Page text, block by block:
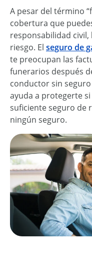
A pesar del término
cobertura que
responsabilidad
riesgo. El seguro de
te preocupan las
funerarios después
conductor sin
ayuda a protegerte
suficiente seguro de
ningún seguro.